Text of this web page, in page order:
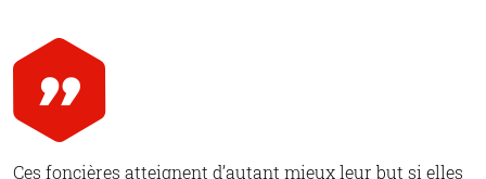
Ces foncières atteignent d’autant mieux leur but si elles